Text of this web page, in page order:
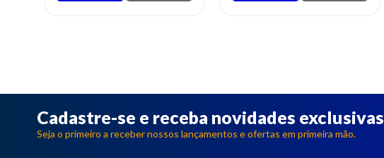
Cadastre-se e receba novidades exclusivas
Seja o primeiro a receber nossos lançamentos e ofertas em primeira mão.